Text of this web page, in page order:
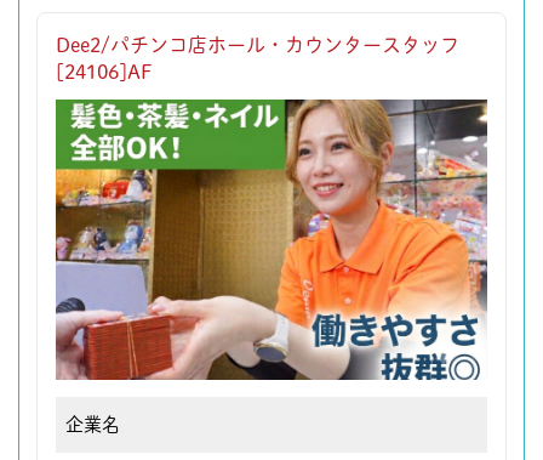
Dee2/パチンコ店ホール・カウンタースタッフ
[24106]AF
企業名